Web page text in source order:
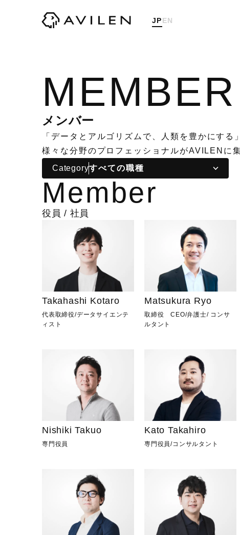
JPEN
MEMBER
メンバー
「データとアルゴリズムで、人類を豊かにす
様々な分野のプロフェッショナルがAVILENに
Category
Member
役員 / 社員
Takahashi Kotaro
代表取締役/データサイエンテ
ィスト
Matsukura Ryo
取締役 CEO/弁護士/ コンサ
ルタント
Nishiki Takuo
専門役員
Kato Takahiro
専門役員/コンサルタント